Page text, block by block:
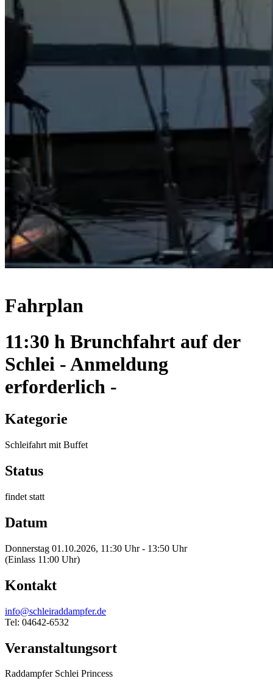
Fahrplan
11:30 h Brunchfahrt auf der
Schlei - Anmeldung
erforderlich -
Kategorie
Schleifahrt mit Buffet
Status
findet statt
Datum
Donnerstag 01.10.2026, 11:30 Uhr - 13:50 Uhr
(Einlass 11:00 Uhr)
Kontakt
info@schleiraddampfer.de
Tel: 04642-6532
Veranstaltungsort
Raddampfer Schlei Princess